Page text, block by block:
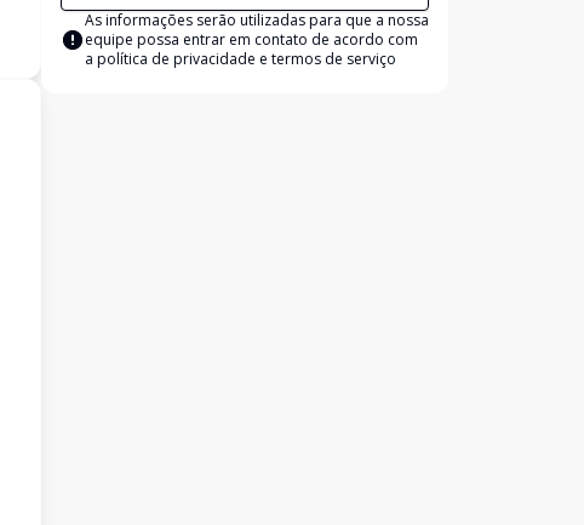
As informações serão utilizadas para que a nossa
equipe possa entrar em contato de acordo com
a política de privacidade e termos de serviço